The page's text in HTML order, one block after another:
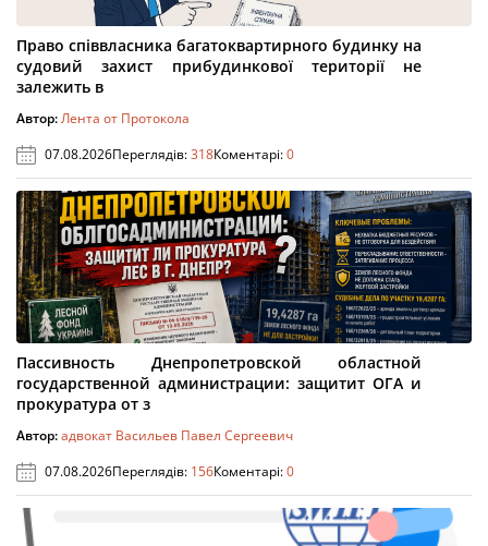
Право співвласника багатоквартирного будинку на
судовий захист прибудинкової території не
залежить в
Автор:Лента от Протокола
07.08.2026Переглядів:318Коментарі:0
Пассивность Днепропетровской областной
государственной администрации: защитит ОГА и
прокуратура от з
Автор:адвокат Васильев Павел Сергеевич
07.08.2026Переглядів: 156Коментарі:0